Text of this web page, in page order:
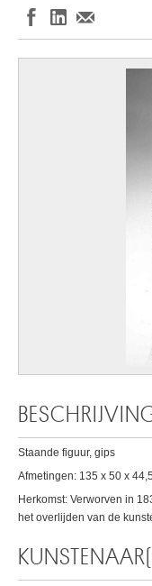
Staande figuur, gips
Afmetingen: 135 x 50 x 44,5
Herkomst: Verworven in
het overlijden van de